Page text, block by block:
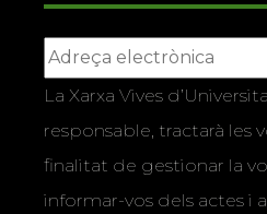
La Xarxa Vives
responsable, tractarà les
finalitat de gestionar la
informar-vos dels actes i